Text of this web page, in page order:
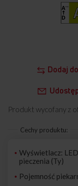
Dodaj
Produkt wycofany z
Cechy produktu:
Wyświetlacz:
pieczenia (Ty)
Pojemność